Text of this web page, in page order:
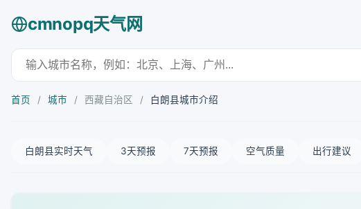
cmnopq天气网
首页 / 城市 / 西藏自治区 / 白朗县城市介绍
白朗县实时天气 3天预报 7天预报 空气质量 出行建议